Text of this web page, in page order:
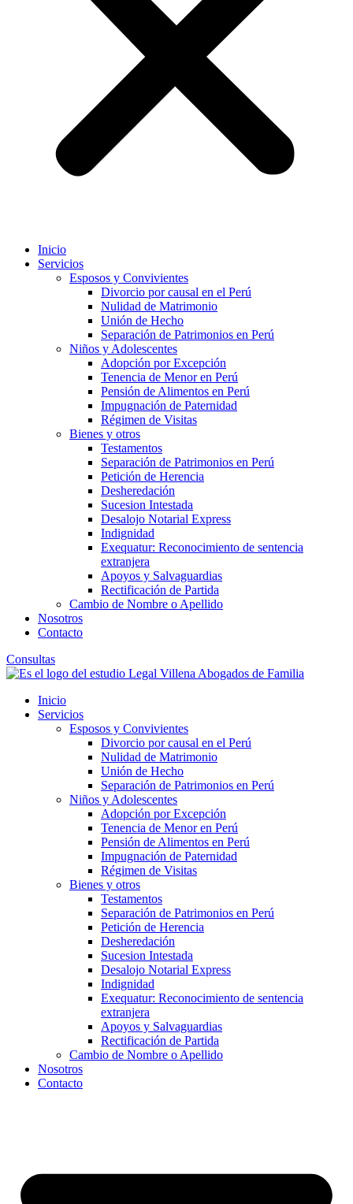
Inicio
Servicios
Esposos y Convivientes
Divorcio por causal en el Perú
Nulidad de Matrimonio
Unión de Hecho
Separación de Patrimonios en Perú
Niños y Adolescentes
Adopción por Excepción
Tenencia de Menor en Perú
Pensión de Alimentos en Perú
Impugnación de Paternidad
Régimen de Visitas
Bienes y otros
Testamentos
Separación de Patrimonios en Perú
Petición de Herencia
Desheredación
Sucesion Intestada
Desalojo Notarial Express
Indignidad
Exequatur: Reconocimiento de sentencia
extranjera
Apoyos y Salvaguardias
Rectificación de Partida
Cambio de Nombre o Apellido
Nosotros
Contacto
Consultas
Inicio
Servicios
Esposos y Convivientes
Divorcio por causal en el Perú
Nulidad de Matrimonio
Unión de Hecho
Separación de Patrimonios en Perú
Niños y Adolescentes
Adopción por Excepción
Tenencia de Menor en Perú
Pensión de Alimentos en Perú
Impugnación de Paternidad
Régimen de Visitas
Bienes y otros
Testamentos
Separación de Patrimonios en Perú
Petición de Herencia
Desheredación
Sucesion Intestada
Desalojo Notarial Express
Indignidad
Exequatur: Reconocimiento de sentencia
extranjera
Apoyos y Salvaguardias
Rectificación de Partida
Cambio de Nombre o Apellido
Nosotros
Contacto